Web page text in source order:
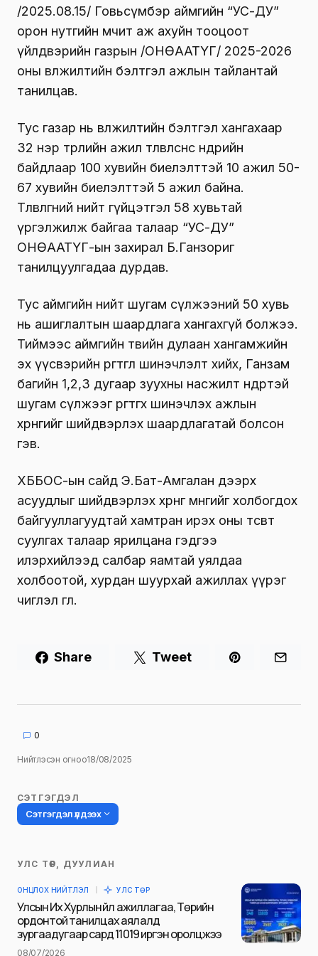
/2025.08.15/ Говьсүмбэр аймгийн “УС-ДУ”
орон нутгийн өмчит аж ахуйн тооцоот
үйлдвэрийн газрын /ОНӨААТҮГ/ 2025-2026
оны өвөлжилтийн бэлтгэл ажлын тайлантай
танилцав.
Тус газар нь өвөлжилтийн бэлтгэл хангахаар
32 нэр төрлийн ажил төлөвлөснөөс өнөөдрийн
байдлаар 100 хувийн биелэлттэй 10 ажил 50-
67 хувийн биелэлттэй 5 ажил байна.
Төлөвлөгөөний нийт гүйцэтгэл 58 хувьтай
үргэлжилж байгаа талаар “УС-ДУ”
ОНӨААТҮГ-ын захирал Б.Ганзориг
танилцуулгадаа дурдав.
Тус аймгийн нийт шугам сүлжээний 50 хувь
нь ашиглалтын шаардлага хангахгүй болжээ.
Тиймээс аймгийн төвийн дулаан хангамжийн
эх үүсвэрийн өргөтгөл шинэчлэлт хийх, Ганзам
багийн 1,2,3 дугаар зуухны насжилт өндөртэй
шугам сүлжээг өргөтгөх шинэчлэх ажлын
хөрөнгийг шийдвэрлэх шаардлагатай болсон
гэв.
ХББОС-ын сайд Э.Бат-Амгалан дээрх
асуудлыг шийдвэрлэх хөрөнгө мөнгийг холбогдох
байгууллагуудтай хамтран ирэх оны төсөвт
суулгах талаар ярилцана гэдгээ
илэрхийлээд салбар яамтай уялдаа
холбоотой, хурдан шуурхай ажиллах үүрэг
чиглэл өглөө.
Share Tweet
0
Нийтлэсэн огноо18/08/2025
СЭТГЭГДЭЛ
Сэтгэгдэл үлдээх
Таны имэйл хаягийг нийтлэхгүй.
тэмдэглэсэн
Name
УЛС ТӨР, ДУУЛИАН
ОНЦЛОХ НИЙТЛЭЛ УЛС ТӨР
Улсын Их Хурлын үйл ажиллагаа, Төрийн
ордонтой танилцах аялалд
зургаадугаар сард 11019 иргэн оролцжээ
08/07/2026